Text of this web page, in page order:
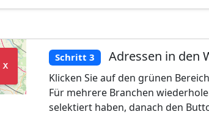
Schritt 3 Adressen in den
Klicken Sie auf den grünen
Für mehrere Branchen
selektiert haben, danach den